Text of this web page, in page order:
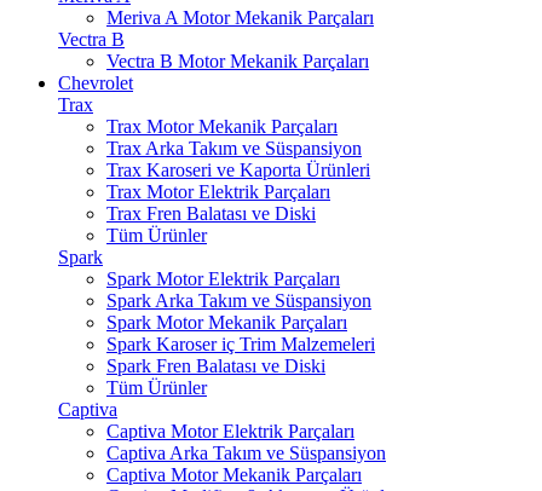
Meriva A Motor Mekanik Parçaları
Vectra B
Vectra B Motor Mekanik Parçaları
Chevrolet
Trax
Trax Motor Mekanik Parçaları
Trax Arka Takım ve Süspansiyon
Trax Karoseri ve Kaporta Ürünleri
Trax Motor Elektrik Parçaları
Trax Fren Balatası ve Diski
Tüm Ürünler
Spark
Spark Motor Elektrik Parçaları
Spark Arka Takım ve Süspansiyon
Spark Motor Mekanik Parçaları
Spark Karoser iç Trim Malzemeleri
Spark Fren Balatası ve Diski
Tüm Ürünler
Captiva
Captiva Motor Elektrik Parçaları
Captiva Arka Takım ve Süspansiyon
Captiva Motor Mekanik Parçaları